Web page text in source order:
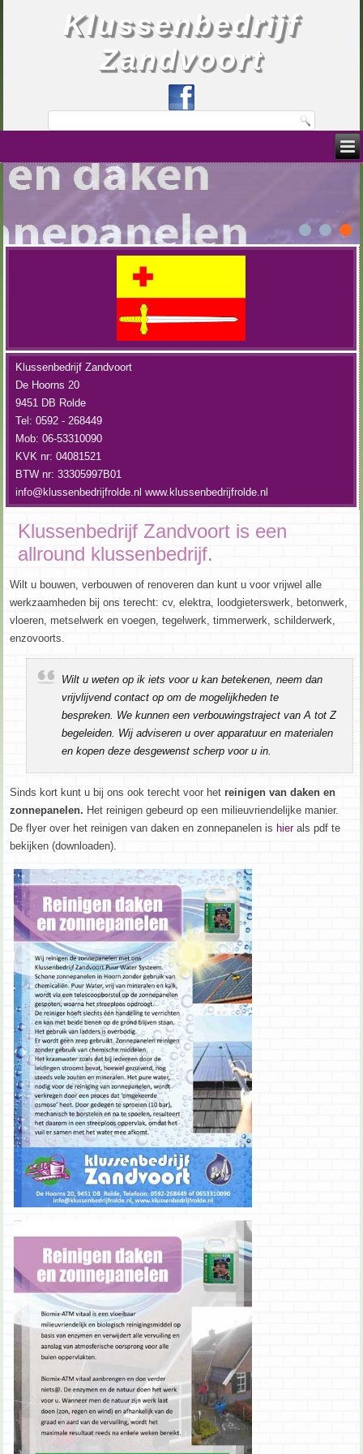
Klussenbedrijf
Zandvoort
Klussenbedrijf Zandvoort
De Hoorns 20
9451 DB Rolde
Tel: 0592 - 268449
Mob: 06-53310090
KVK nr: 04081521
BTW nr: 33305997B01
info@klussenbedrijfrolde.nl www.klussenbedrijfrolde.nl
Klussenbedrijf Zandvoort is een
allround klussenbedrijf.
Wilt u bouwen, verbouwen of renoveren dan kunt u voor vrijwel alle
werkzaamheden bij ons terecht: cv, elektra, loodgieterswerk, betonwerk,
vloeren, metselwerk en voegen, tegelwerk, timmerwerk, schilderwerk,
enzovoorts.
Wilt u weten op ik iets voor u kan betekenen, neem dan
vrijvlijvend contact op om de mogelijkheden te
bespreken. We kunnen een verbouwingstraject van A tot Z
begeleiden. Wij adviseren u over apparatuur en materialen
en kopen deze desgewenst scherp voor u in.
Sinds kort kunt u bij ons ook terecht voor het reinigen van daken en
zonnepanelen. Het reinigen gebeurd op een milieuvriendelijke manier.
De flyer over het reinigen van daken en zonnepanelen ishierals pdf te
bekijken (downloaden).